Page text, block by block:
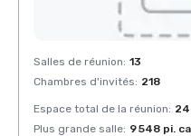
Removed from favorites
Salles de réunion: 13
Chambres d'invités: 218
Espace total de la réunion: 24
Plus grande salle: 9 548 pi.